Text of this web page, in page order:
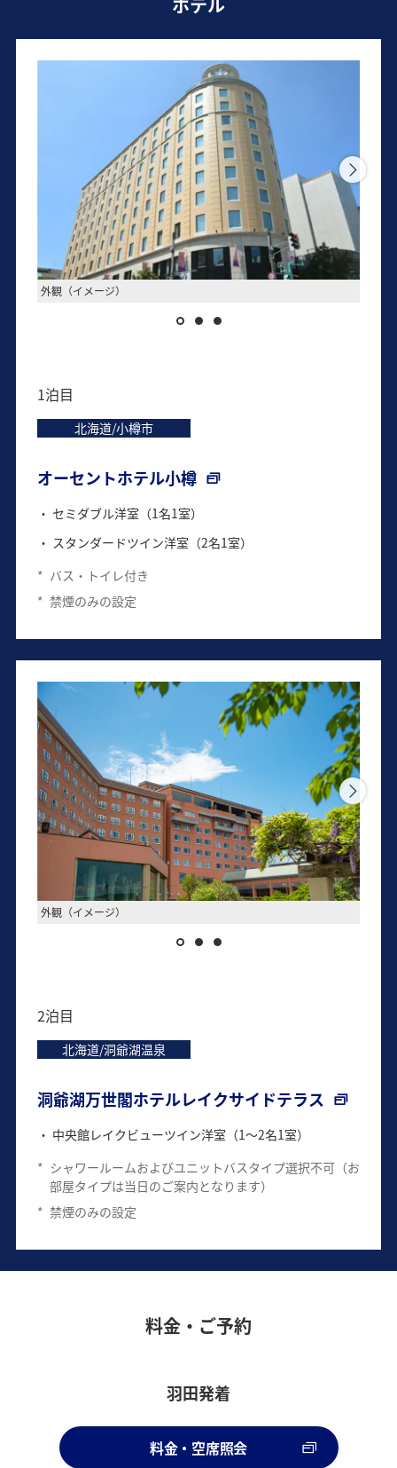
1泊目
北海道/小樽市
オーセントホテル小樽
セミダブル洋室（1名1室）
スタンダードツイン洋室（2名1室）
* バス・トイレ付き
* 禁煙のみの設定
外観（イメージ）
2泊目
北海道/洞爺湖温泉
洞爺湖万世閣ホテルレイクサイドテラス
中央館レイクビューツイン洋室（1～2名1室）
* シャワールームおよびユニットバスタイプ選択不可（お
部屋タイプは当日のご案内となります）
* 禁煙のみの設定
外観（イメージ）
料金・ご予約
羽田発着
料金・空席照会